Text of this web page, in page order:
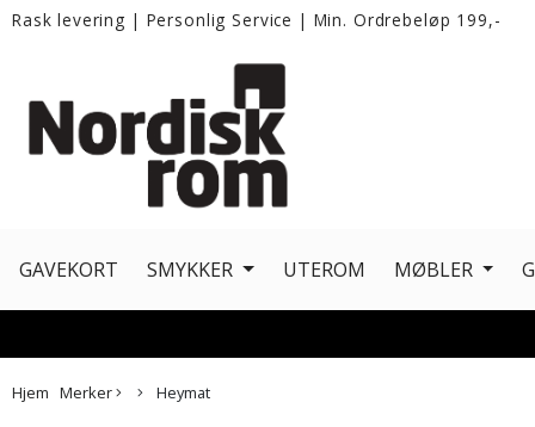
Rask levering | Personlig Service | Min. Ordrebeløp 199,-
GAVEKORT SMYKKER UTEROM MØBLER
Hjem Merker Heymat